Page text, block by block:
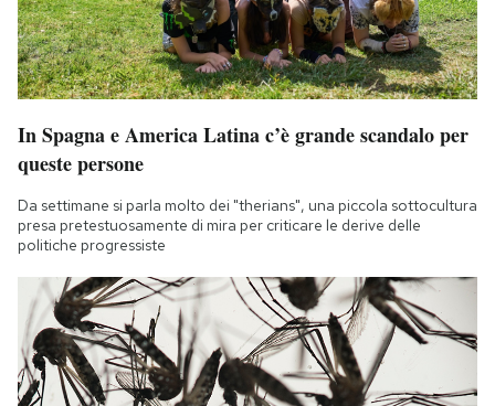
In Spagna e America Latina c’è grande scandalo per
queste persone
Da settimane si parla molto dei "therians", una piccola sottocultura
presa pretestuosamente di mira per criticare le derive delle
politiche progressiste